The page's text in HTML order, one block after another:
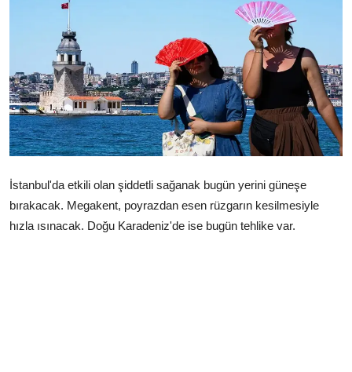
Dünya Haberleri
Çerkezköy
İstanbul'da etkili olan şiddetli sağanak bugün yerini güneşe
bırakacak. Megakent, poyrazdan esen rüzgarın kesilmesiyle
hızla ısınacak. Doğu Karadeniz'de ise bugün tehlike var.